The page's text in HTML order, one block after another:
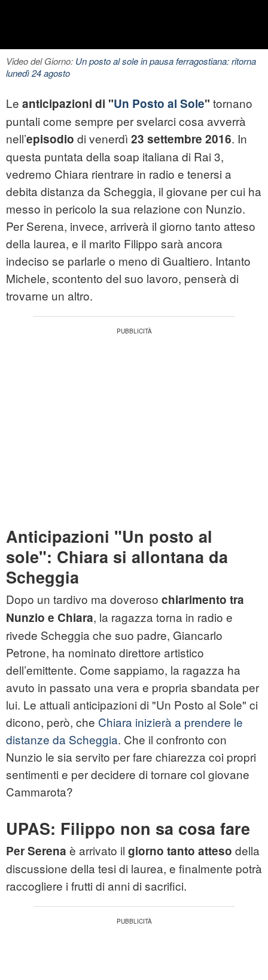
Video del Giorno: Un posto al sole in pausa ferragostiana: ritorna
lunedì 24 agosto
Le anticipazioni di "Un Posto al Sole" tornano
puntali come sempre per svelarci cosa avverrà
nell’episodio di venerdì 23 settembre 2016. In
questa puntata della soap italiana di Rai 3,
vedremo Chiara rientrare in radio e tenersi a
debita distanza da Scheggia, il giovane per cui ha
messo in pericolo la sua relazione con Nunzio.
Per Serena, invece, arriverà il giorno tanto atteso
della laurea, e il marito Filippo sarà ancora
indeciso se parlarle o meno di Gualtiero. Intanto
Michele, scontento del suo lavoro, penserà di
trovarne un altro.
Anticipazioni "Un posto al
sole": Chiara si allontana da
Scheggia
Dopo un tardivo ma doveroso chiarimento tra
Nunzio e Chiara, la ragazza torna in radio e
rivede Scheggia che suo padre, Giancarlo
Petrone, ha nominato direttore artistico
dell’emittente. Come sappiamo, la ragazza ha
avuto in passato una vera e propria sbandata per
lui. Le attuali anticipazioni di "Un Posto al Sole" ci
dicono, però, che Chiara inizierà a prendere le
distanze da Scheggia. Che il confronto con
Nunzio le sia servito per fare chiarezza coi propri
sentimenti e per decidere di tornare col giovane
Cammarota?
UPAS: Filippo non sa cosa fare
Per Serena è arrivato il giorno tanto atteso della
discussione della tesi di laurea, e finalmente potrà
raccogliere i frutti di anni di sacrifici.